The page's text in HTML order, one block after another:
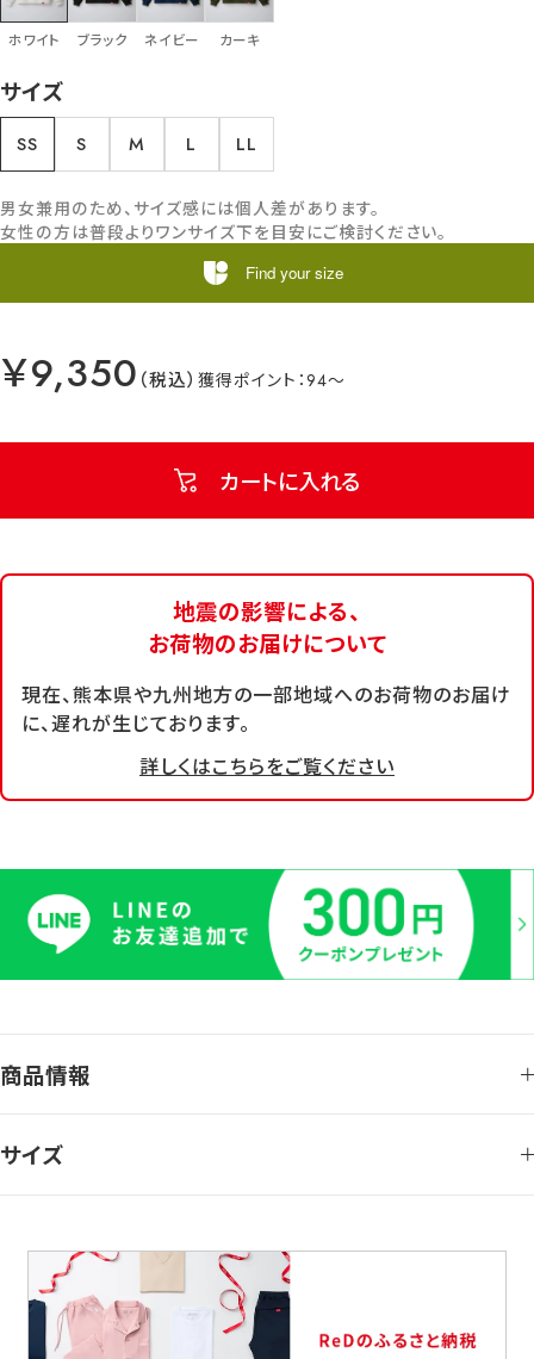
ホワイト ブラック ネイビー カーキ
サイズ
SS S M L LL
￥9,350 94
カートに入れる
男女兼用のため、サイズ感には個人差があります。
女性の方は普段よりワンサイズ下を目安にご検討ください。
Find your size
地震の影響による、
お荷物のお届けについて
現在、熊本県や九州地方の一部地域へのお荷物のお届け
に、遅れが生じております。
詳しくはこちらをご覧ください
商品情報
サイズ